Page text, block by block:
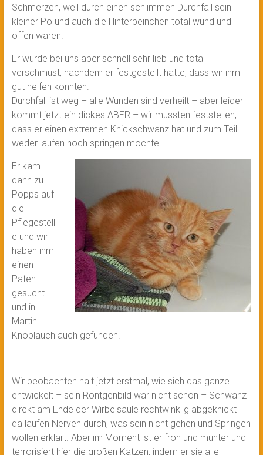
Schmerzen, weil durch einen schlimmen Durchfall sein
kleiner Po und auch die Hinterbeinchen total wund und
offen waren.
Er wurde bei uns aber schnell sehr lieb und total
verschmust, nachdem er festgestellt hatte, dass wir ihm
gut helfen konnten.
Durchfall ist weg – alle Wunden sind verheilt – aber leider
kommt jetzt ein dickes ABER – wir mussten feststellen,
dass er einen extremen Knickschwanz hat und zum Teil
weder laufen noch springen mochte.
Er kam
dann zu
Popps auf
die
Pflegestell
e und wir
haben ihm
einen
Paten
gesucht
und in
Martin
Knoblauch auch gefunden.
Wir beobachten halt jetzt erstmal, wie sich das ganze
entwickelt – sein Röntgenbild war nicht schön – Schwanz
direkt am Ende der Wirbelsäule rechtwinklig abgeknickt –
da laufen Nerven durch, was sein nicht gehen und Springen
wollen erklärt. Aber im Moment ist er froh und munter und
terrorisiert hier die großen Katzen, indem er sie alle